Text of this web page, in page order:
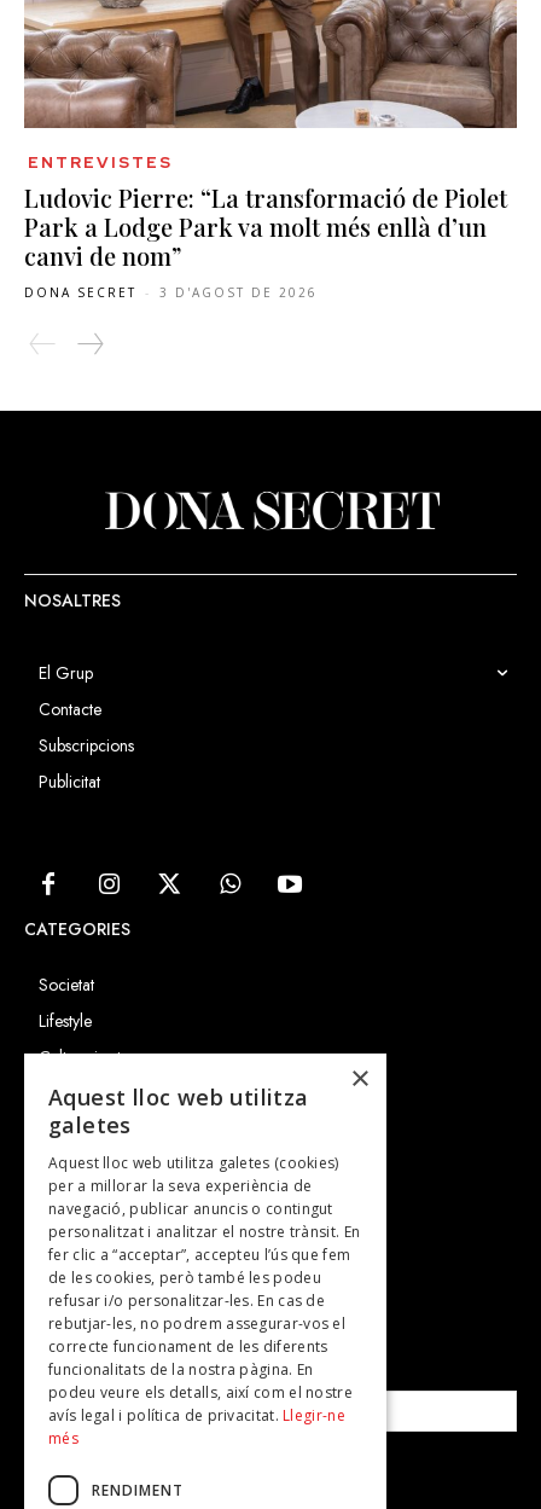
ENTREVISTES
Ludovic Pierre: “La transformació de Piolet
Park a Lodge Park va molt més enllà d’un
canvi de nom”
DONA SECRET - 3 D'AGOST DE 2026
NOSALTRES
El Grup
Contacte
Subscripcions
Publicitat
CATEGORIES
Societat
Lifestyle
Cultura i art
Entrevistes
Gastronomia
TV
Plans per fer
Revistes
SUBSCRIU-TE A LA NOSTRA NEWSLETTER!
Correu electrònic*
Accepto lapolítica de privacitat
×
Aquest lloc web utilitza
galetes
Aquest lloc web utilitza galetes (cookies)
per a millorar la seva experiència de
navegació, publicar anuncis o contingut
personalitzat i analitzar el nostre trànsit. En
fer clic a “acceptar”, accepteu l’ús que fem
de les cookies, però també les podeu
refusar i/o personalitzar-les. En cas de
rebutjar-les, no podrem assegurar-vos el
correcte funcionament de les diferents
funcionalitats de la nostra pàgina. En
podeu veure els detalls, així com el nostre
avís legal i política de privacitat. Llegir-ne
més
RENDIMENT